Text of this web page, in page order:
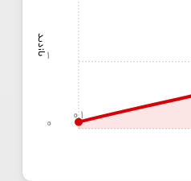
بازدید
0.1
0
1